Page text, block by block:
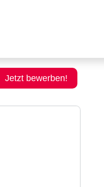
Jetzt bewerben!